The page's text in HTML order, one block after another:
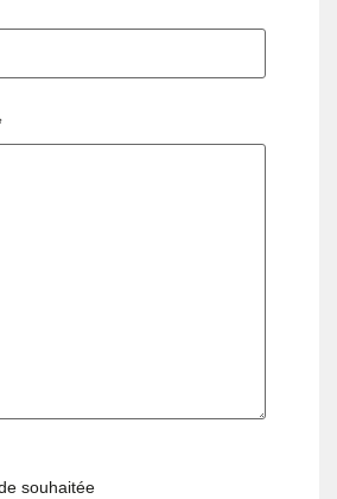
souhaitée